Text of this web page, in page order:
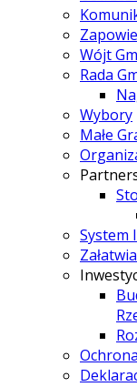
Wójt
Rada
Wybory
Małe
System